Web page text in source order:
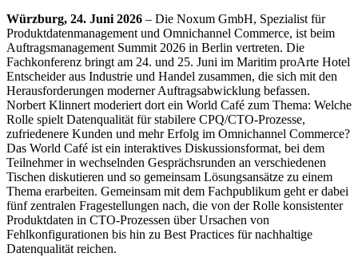
Würzburg, 24. Juni 2026 – Die Noxum GmbH, Spezialist für
Produktdatenmanagement und Omnichannel Commerce, ist beim
Auftragsmanagement Summit 2026 in Berlin vertreten. Die
Fachkonferenz bringt am 24. und 25. Juni im Maritim proArte Hotel
Entscheider aus Industrie und Handel zusammen, die sich mit den
Herausforderungen moderner Auftragsabwicklung befassen.
Norbert Klinnert moderiert dort ein World Café zum Thema: Welche
Rolle spielt Datenqualität für stabilere CPQ/CTO-Prozesse,
zufriedenere Kunden und mehr Erfolg im Omnichannel Commerce?
Das World Café ist ein interaktives Diskussionsformat, bei dem
Teilnehmer in wechselnden Gesprächsrunden an verschiedenen
Tischen diskutieren und so gemeinsam Lösungsansätze zu einem
Thema erarbeiten. Gemeinsam mit dem Fachpublikum geht er dabei
fünf zentralen Fragestellungen nach, die von der Rolle konsistenter
Produktdaten in CTO-Prozessen über Ursachen von
Fehlkonfigurationen bis hin zu Best Practices für nachhaltige
Datenqualität reichen.